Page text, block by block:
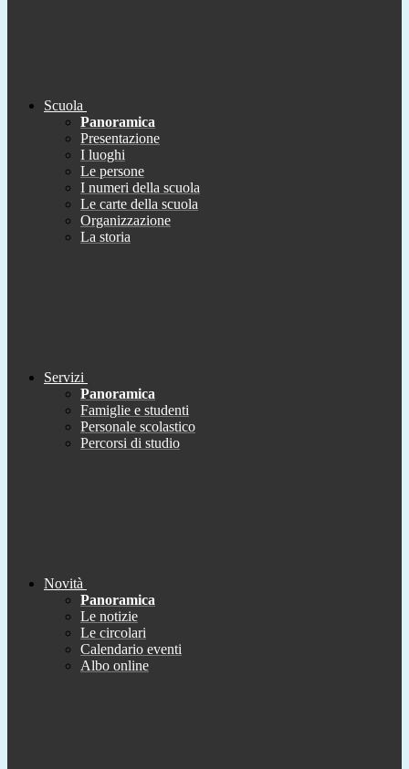
Scuola
Panoramica
Presentazione
I luoghi
Le persone
I numeri della scuola
Le carte della scuola
Organizzazione
La storia
Servizi
Panoramica
Famiglie e studenti
Personale scolastico
Percorsi di studio
Novità
Panoramica
Le notizie
Le circolari
Calendario eventi
Albo online